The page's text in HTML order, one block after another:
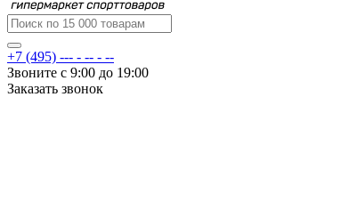
+7 (495) --- - -- - --
Звоните с 9:00 до 19:00
Заказать звонок